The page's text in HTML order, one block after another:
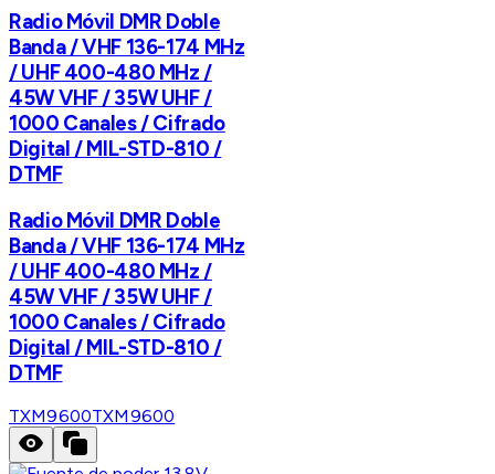
Radio Móvil DMR Doble
Banda / VHF 136-174 MHz
/ UHF 400-480 MHz /
45W VHF / 35W UHF /
1000 Canales / Cifrado
Digital / MIL-STD-810 /
DTMF
Radio Móvil DMR Doble
Banda / VHF 136-174 MHz
/ UHF 400-480 MHz /
45W VHF / 35W UHF /
1000 Canales / Cifrado
Digital / MIL-STD-810 /
DTMF
TXM9600TXM9600